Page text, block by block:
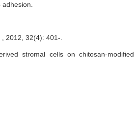
adhesion.
, 2012, 32(4): 401-.
stromal cells on chitosan-modified